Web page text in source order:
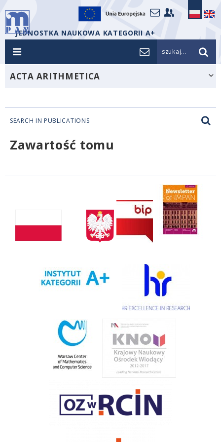
JEDNOSTKA NAUKOWA KATEGORII A+
szukaj...
ACTA ARITHMETICA
SEARCH IN PUBLICATIONS
Zawartość tomu